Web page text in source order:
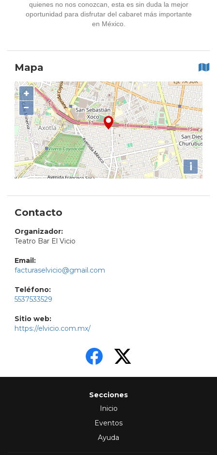
quienes no nos conozcan, esta es sin duda la mejor
oportunidad para disfrutar del cabaret más importante
en México.
Mapa
+
−
i
Contacto
Organizador:
Teatro Bar El Vicio
Email:
facturaselvicio@gmail.com
Teléfono:
5537533529
Sitio web:
https://elvicio.com.mx/
Secciones
Inicio
Eventos
Ayuda